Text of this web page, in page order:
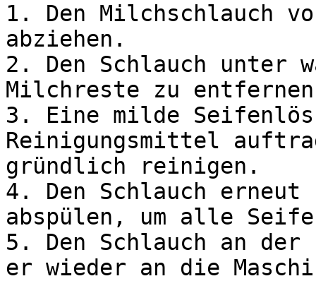
1. Den Milchschlauch
abziehen.
2. Den Schlauch unter
Milchreste zu
3. Eine milde
Reinigungsmittel
gründlich reinigen.
4. Den Schlauch erneut
abspülen, um alle
5. Den Schlauch an
er wieder an die